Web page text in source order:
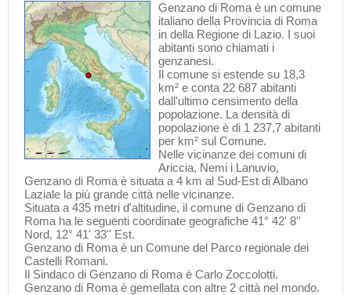
Genzano di Roma è un comune
italiano della Provincia di Roma
in della Regione di Lazio. I suoi
abitanti sono chiamati i
genzanesi.
Il comune si estende su 18,3
km² e conta 22 687 abitanti
dall'ultimo censimento della
popolazione. La densità di
popolazione è di 1 237,7 abitanti
per km² sul Comune.
Nelle vicinanze dei comuni di
Ariccia, Nemi i Lanuvio,
Genzano di Roma è situata a 4 km al Sud-Est diAlbano
Laziale la più grande città nelle vicinanze.
Situata a 435 metri d'altitudine, il comune di Genzano di
Roma ha le seguenti coordinate geografiche 41° 42' 8''
Nord, 12° 41' 33'' Est.
Genzano di Roma è un Comune del Parco regionale dei
Castelli Romani.
Il Sindaco di Genzano di Roma è Carlo Zoccolotti.
Genzano di Roma è gemellata con altre 2 città nel mondo.